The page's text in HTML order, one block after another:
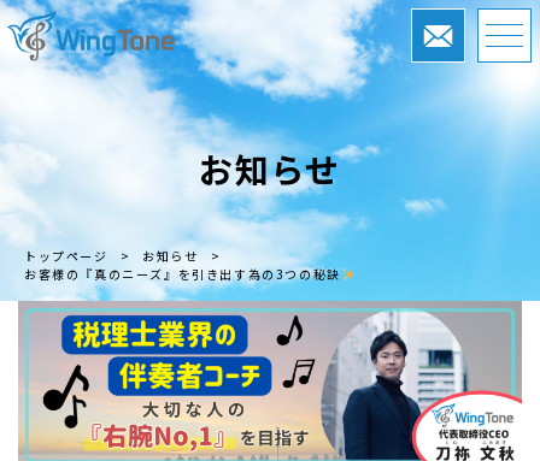
お知らせ
トップページ > お知らせ
>
お客様の『真のニーズ』を引き出す為の3つの秘訣